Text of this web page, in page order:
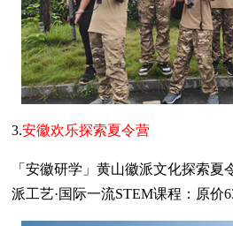
3.安徽欢乐探索夏令营
「安徽研学」黄山徽派文化探索夏
派工艺·国际一流STEM课程：原价